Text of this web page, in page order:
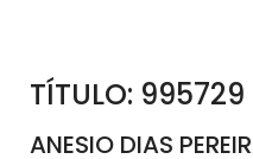
TÍTULO: 995729
ANESIO DIAS